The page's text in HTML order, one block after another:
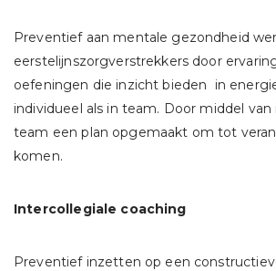
Preventief aan mentale gezondheid
eerstelijnszorgverstrekkers door
oefeningen die inzicht bieden in
individueel als in team. Door middel
team een plan opgemaakt om tot
komen.
Intercollegiale coaching
Preventief inzetten op een